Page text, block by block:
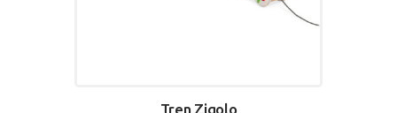
Tren Zigolo